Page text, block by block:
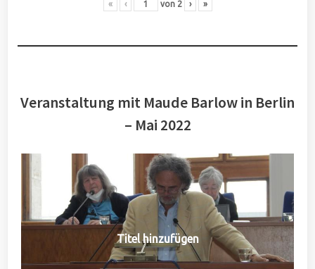
« ‹ von 2 › »
Veranstaltung mit Maude Barlow in Berlin
– Mai 2022
Titel hinzufügen